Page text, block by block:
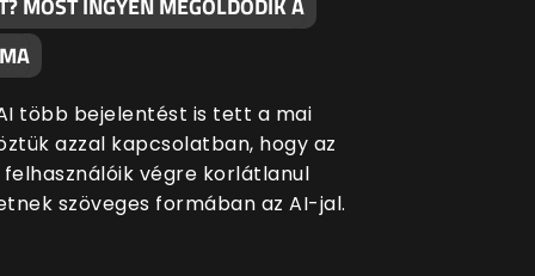
MOST INGYEN MEGOLDÓDIK A
több bejelentést is tett a mai
azzal kapcsolatban, hogy az
felhasználóik végre korlátlanul
szöveges formában az AI-jal.